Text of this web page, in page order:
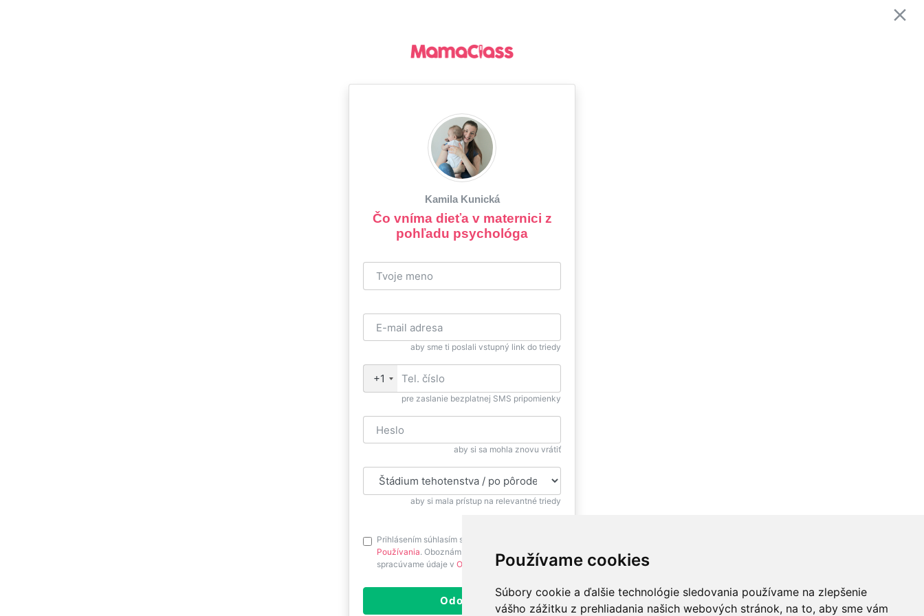
Používame cookies
Súbory cookie a ďalšie technológie sledovania používame na zlepšenie
vášho zážitku z prehliadania našich webových stránok, na to, aby sme vám
Kamila Kunická
Čo vníma dieťa v maternici z
pohľadu psychológa
aby sme ti poslali vstupný link do triedy
+1
pre zaslanie bezplatnej SMS pripomienky
aby si sa mohla znovu vrátiť
aby si mala prístup na relevantné triedy
Prihlásením súhlasím s
Používania. Oboznám sa prosím ako
spracúvame údaje v Ochrane osobných údajov.
Odoslať